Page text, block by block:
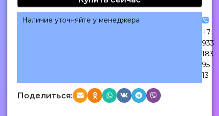
Наличие уточняйте у менеджера
+7
933
183
95
13
Поделиться: